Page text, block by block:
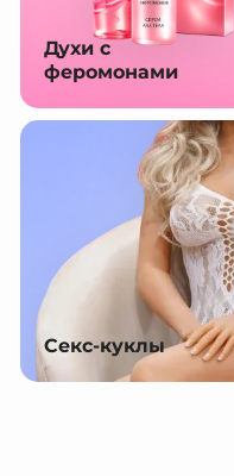
Духи с
феромонами
Секс-куклы